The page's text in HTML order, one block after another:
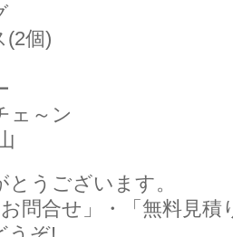
個)
ェ～ン
うございます。
問合せ」・「無料見積